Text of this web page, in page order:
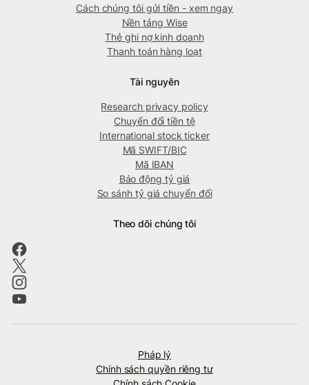
Cách chúng tôi gửi tiền - xem ngay
Nền tảng Wise
Thẻ ghi nợ kinh doanh
Thanh toán hàng loạt
Tài nguyên
Research privacy policy
Chuyển đổi tiền tệ
International stock ticker
Mã SWIFT/BIC
Mã IBAN
Báo động tỷ giá
So sánh tỷ giá chuyển đổi
Theo dõi chúng tôi
Pháp lý
Chính sách quyền riêng tư